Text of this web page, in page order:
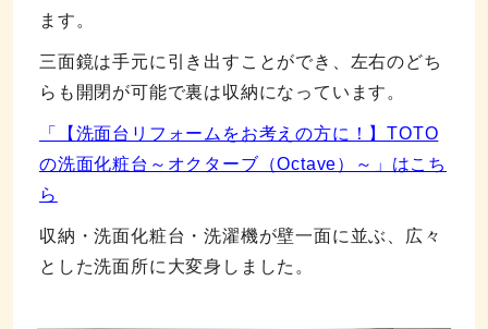
ます。
三面鏡は手元に引き出すことができ、左右のどち
らも開閉が可能で裏は収納になっています。
「【洗面台リフォームをお考えの方に！】TOTO
の洗面化粧台～オクターブ（Octave）～」はこち
ら
収納・洗面化粧台・洗濯機が壁一面に並ぶ、広々
とした洗面所に大変身しました。